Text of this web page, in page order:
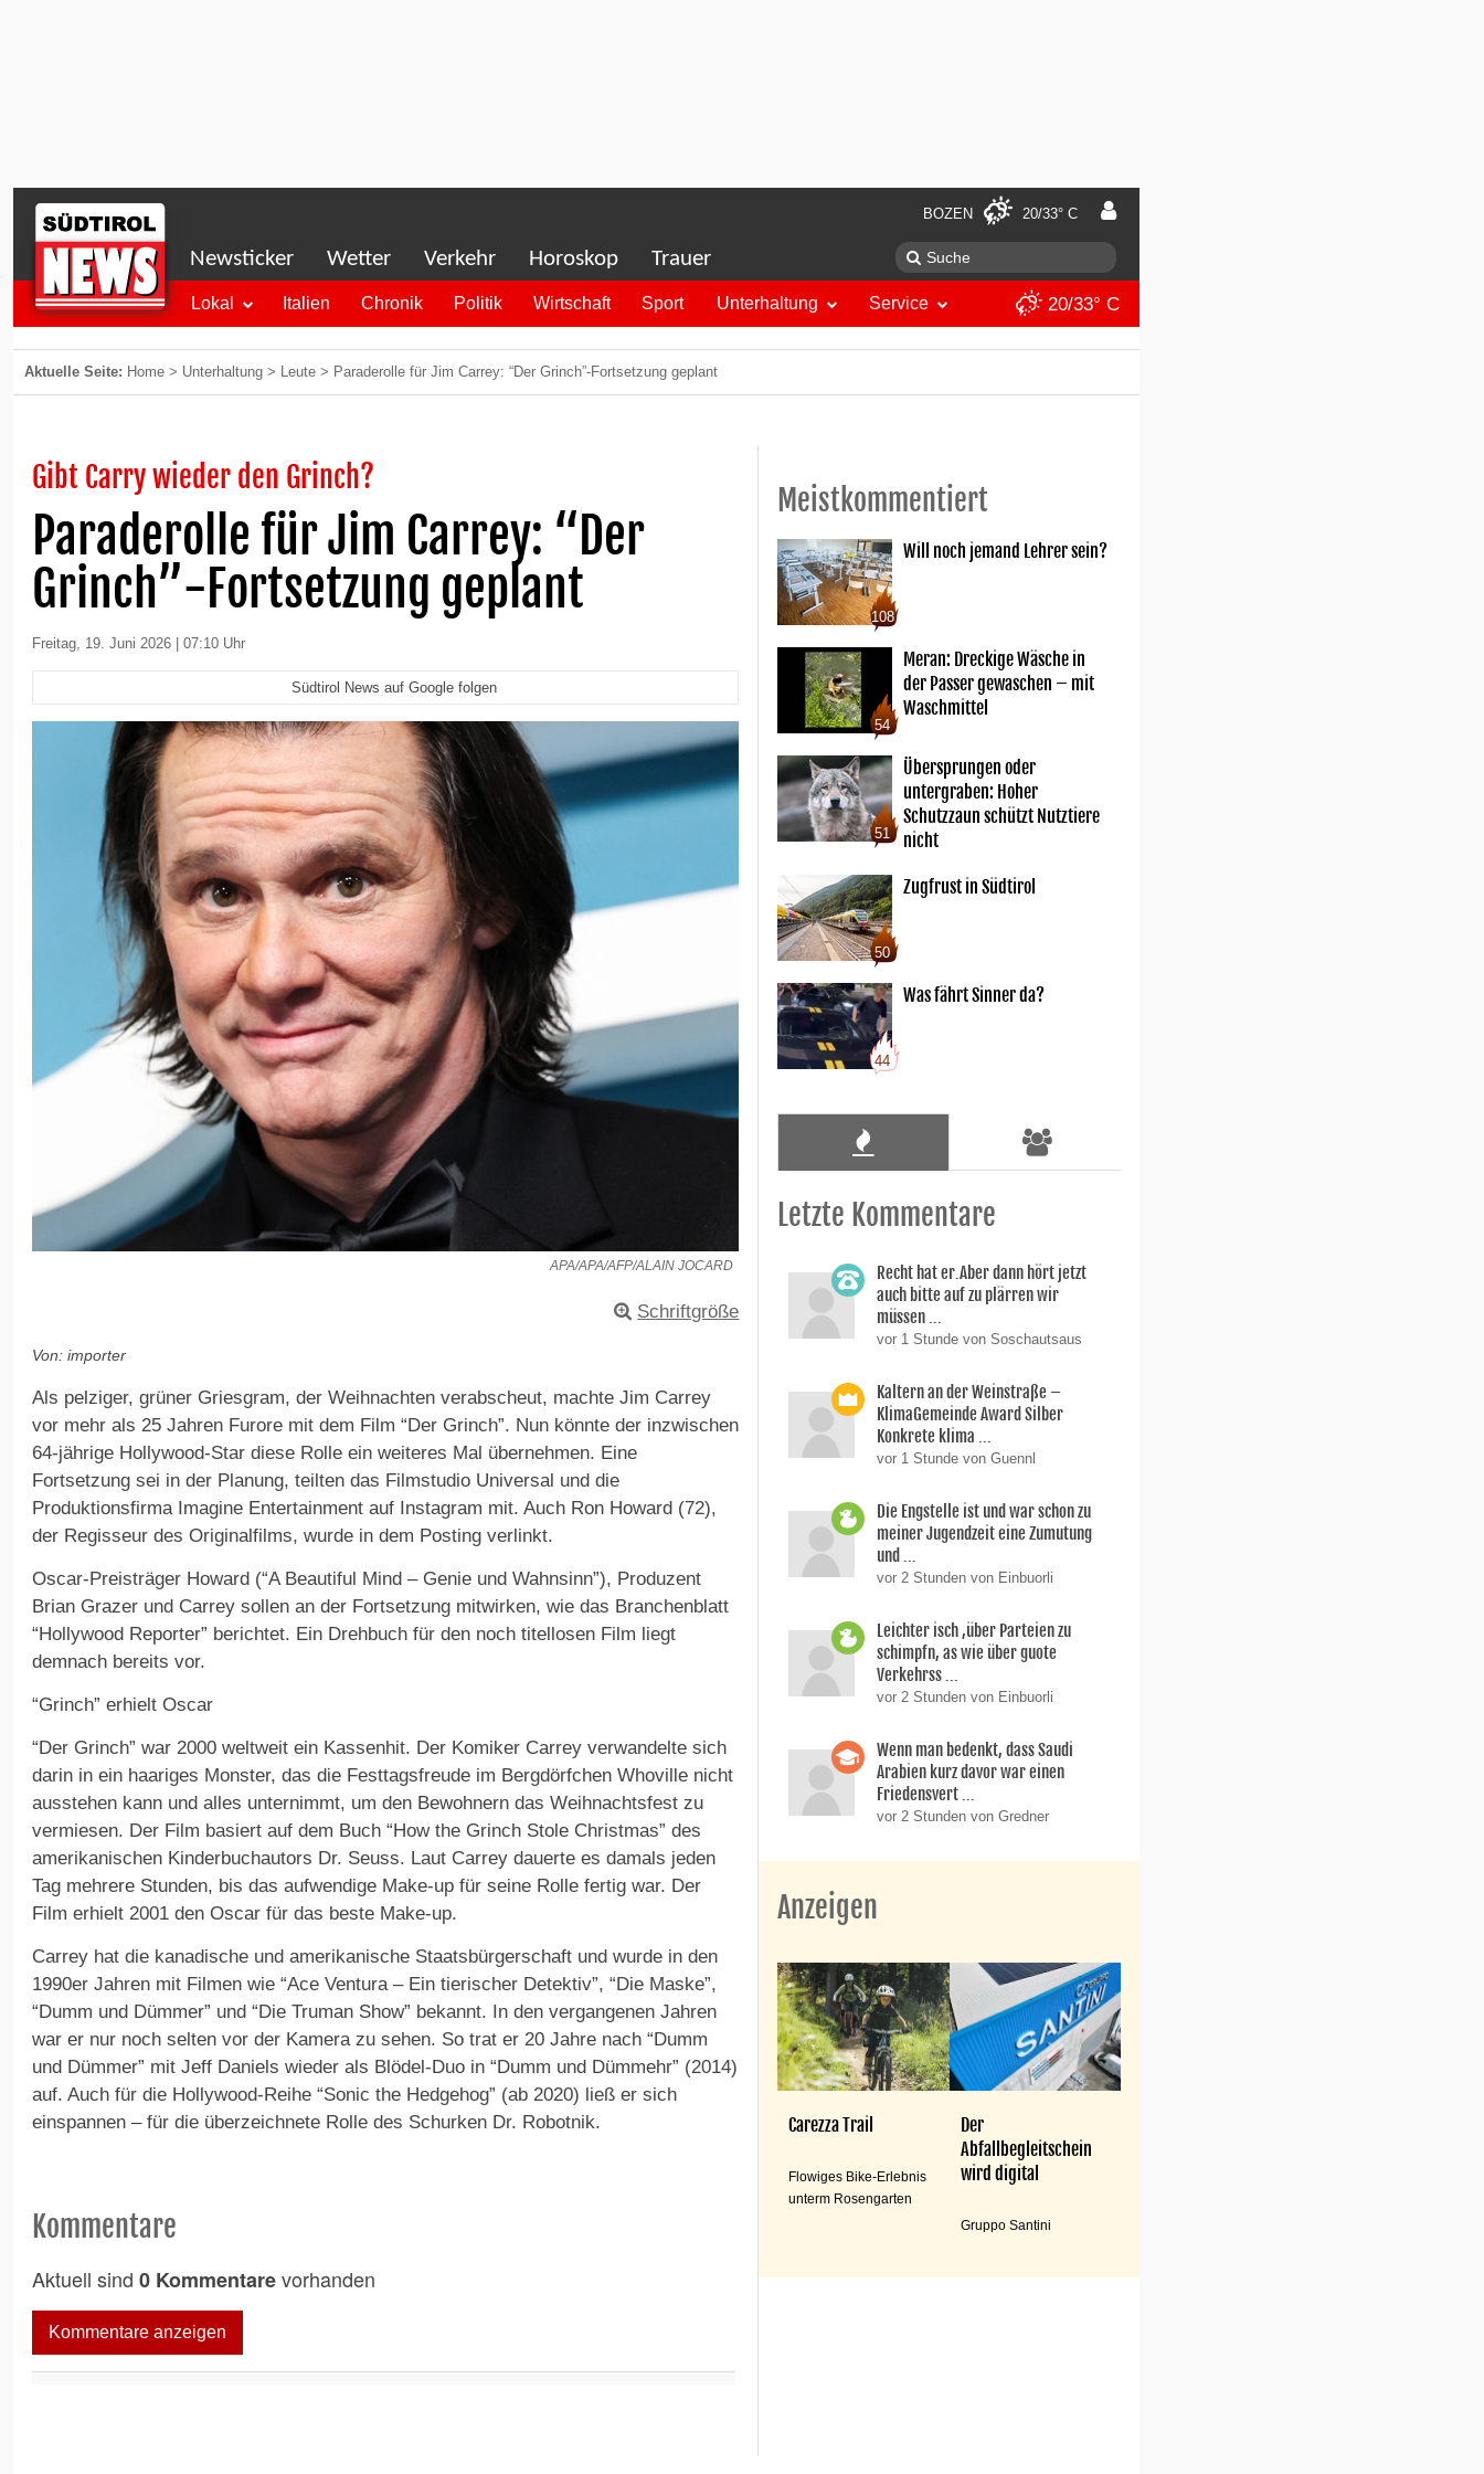
BOZEN 20/33° C
Newsticker Wetter Verkehr Horoskop Trauer
Lokal Italien Chronik Politik Wirtschaft Sport Unterhaltung Service 20/33° C
Aktuelle Seite: Home > Unterhaltung > Leute > Paraderolle für Jim Carrey: “Der Grinch”-Fortsetzung geplant
Gibt Carry wieder den Grinch?
Paraderolle für Jim Carrey: “Der
Grinch”-Fortsetzung geplant
Freitag, 19. Juni 2026 | 07:10 Uhr
Südtirol News auf Google folgen
APA/APA/AFP/ALAIN JOCARD
Schriftgröße
Von: importer
Als pelziger, grüner Griesgram, der Weihnachten verabscheut, machte Jim Carrey
vor mehr als 25 Jahren Furore mit dem Film “Der Grinch”. Nun könnte der inzwischen
64-jährige Hollywood-Star diese Rolle ein weiteres Mal übernehmen. Eine
Fortsetzung sei in der Planung, teilten das Filmstudio Universal und die
Produktionsfirma Imagine Entertainment auf Instagram mit. Auch Ron Howard (72),
der Regisseur des Originalfilms, wurde in dem Posting verlinkt.
Oscar-Preisträger Howard (“A Beautiful Mind – Genie und Wahnsinn”), Produzent
Brian Grazer und Carrey sollen an der Fortsetzung mitwirken, wie das Branchenblatt
“Hollywood Reporter” berichtet. Ein Drehbuch für den noch titellosen Film liegt
demnach bereits vor.
“Grinch” erhielt Oscar
“Der Grinch” war 2000 weltweit ein Kassenhit. Der Komiker Carrey verwandelte sich
darin in ein haariges Monster, das die Festtagsfreude im Bergdörfchen Whoville nicht
ausstehen kann und alles unternimmt, um den Bewohnern das Weihnachtsfest zu
vermiesen. Der Film basiert auf dem Buch “How the Grinch Stole Christmas” des
amerikanischen Kinderbuchautors Dr. Seuss. Laut Carrey dauerte es damals jeden
Tag mehrere Stunden, bis das aufwendige Make-up für seine Rolle fertig war. Der
Film erhielt 2001 den Oscar für das beste Make-up.
Carrey hat die kanadische und amerikanische Staatsbürgerschaft und wurde in den
1990er Jahren mit Filmen wie “Ace Ventura – Ein tierischer Detektiv”, “Die Maske”,
“Dumm und Dümmer” und “Die Truman Show” bekannt. In den vergangenen Jahren
war er nur noch selten vor der Kamera zu sehen. So trat er 20 Jahre nach “Dumm
und Dümmer” mit Jeff Daniels wieder als Blödel-Duo in “Dumm und Dümmehr” (2014)
auf. Auch für die Hollywood-Reihe “Sonic the Hedgehog” (ab 2020) ließ er sich
einspannen – für die überzeichnete Rolle des Schurken Dr. Robotnik.
Kommentare
Aktuell sind 0 Kommentarevorhanden
Kommentare anzeigen
Meistkommentiert
108
Will noch jemand Lehrer sein?
54
Meran: Dreckige Wäsche in
der Passer gewaschen – mit
Waschmittel
51
Übersprungen oder
untergraben: Hoher
Schutzzaun schützt Nutztiere
nicht
50
Zugfrust in Südtirol
44
Was fährt Sinner da?
Letzte Kommentare
Recht hat er.Aber dann hört jetzt
auch bitte auf zu plärren wir
müssen ...
vor 1 Stunde von Soschautsaus
Kaltern an der Weinstraße –
KlimaGemeinde Award Silber
Konkrete klima ...
vor 1 Stunde von Guennl
Die Engstelle ist und war schon zu
meiner Jugendzeit eine Zumutung
und ...
vor 2 Stunden von Einbuorli
Leichter isch ,über Parteien zu
schimpfn, as wie über guote
Verkehrss ...
vor 2 Stunden von Einbuorli
Wenn man bedenkt, dass Saudi
Arabien kurz davor war einen
Friedensvert ...
vor 2 Stunden von Gredner
Anzeigen
Carezza Trail
Flowiges Bike-Erlebnis
unterm Rosengarten
Der
Abfallbegleitschein
wird digital
Gruppo Santini